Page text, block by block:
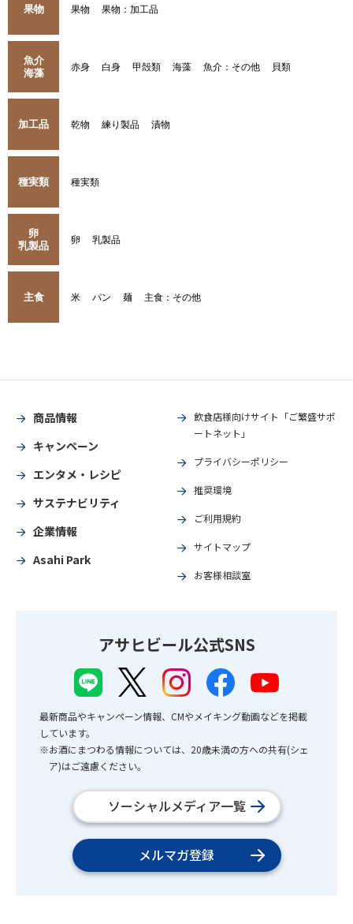
果物 果物 果物：加工品
魚介
海藻
赤身 白身 甲殻類 海藻 魚介：その他 貝類
加工品 乾物 練り製品 漬物
種実類 種実類
卵
乳製品
卵 乳製品
主食 米 パン 麺 主食：その他
商品情報
キャンペーン
エンタメ・レシピ
サステナビリティ
企業情報
Asahi Park
飲食店様向けサイト「ご繁盛サポ
ートネット」
プライバシーポリシー
推奨環境
ご利用規約
サイトマップ
お客様相談室
アサヒビール公式SNS
最新商品やキャンペーン情報、CMやメイキング動画などを掲載
しています。
※お酒にまつわる情報については、20歳未満の方への共有(シェ
ア)はご遠慮ください。
ソーシャルメディア一覧
メルマガ登録